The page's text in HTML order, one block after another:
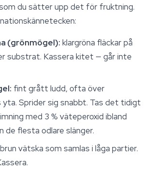
du sätter upp det för fruktning.
(grönmögel): klargröna fläckar på
substrat. Kassera kitet — går inte
fint grått ludd, ofta över
Sprider sig snabbt. Tas det tidigt
med 3 % väteperoxid ibland
de flesta odlare slänger.
vätska som samlas i låga partier.